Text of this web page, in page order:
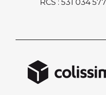
RCS : 531 034 577